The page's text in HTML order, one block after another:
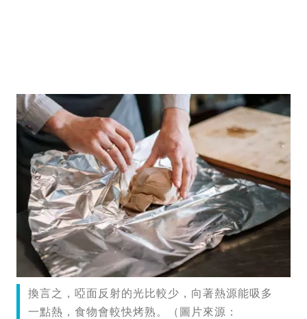
換言之，啞面反射的光比較少，向著熱源能吸多
一點熱，食物會較快烤熟。（圖片來源：